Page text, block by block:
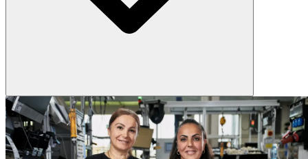
Im Rahmen unserer Inspektionsleistungen bieten wir präzise
Messungen der Lichtstärke vor Ort. Damit lassen sich nicht nur Soll-
Ist-Vergleiche durchführen, sondern auch der Einfluss von
Verschmutzung oder Alterung bewerten. Das Ergebnis: verlässliche
Daten als Entscheidungsgrundlage für Optimierungen, Wartung